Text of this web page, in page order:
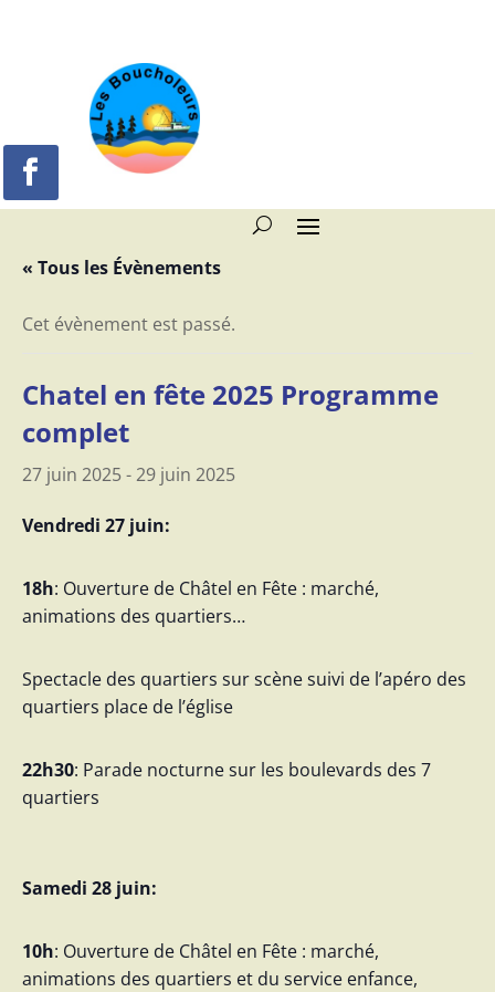
« Tous les Évènements
Cet évènement est passé.
Chatel en fête 2025 Programme
complet
27 juin 2025-29 juin 2025
Vendredi 27 juin:
18h: Ouverture de Châtel en Fête : marché,
animations des quartiers…
Spectacle des quartiers sur scène suivi de l’apéro des
quartiers place de l’église
22h30: Parade nocturne sur les boulevards des 7
quartiers
Samedi 28 juin:
10h: Ouverture de Châtel en Fête : marché,
animations des quartiers et du service enfance,